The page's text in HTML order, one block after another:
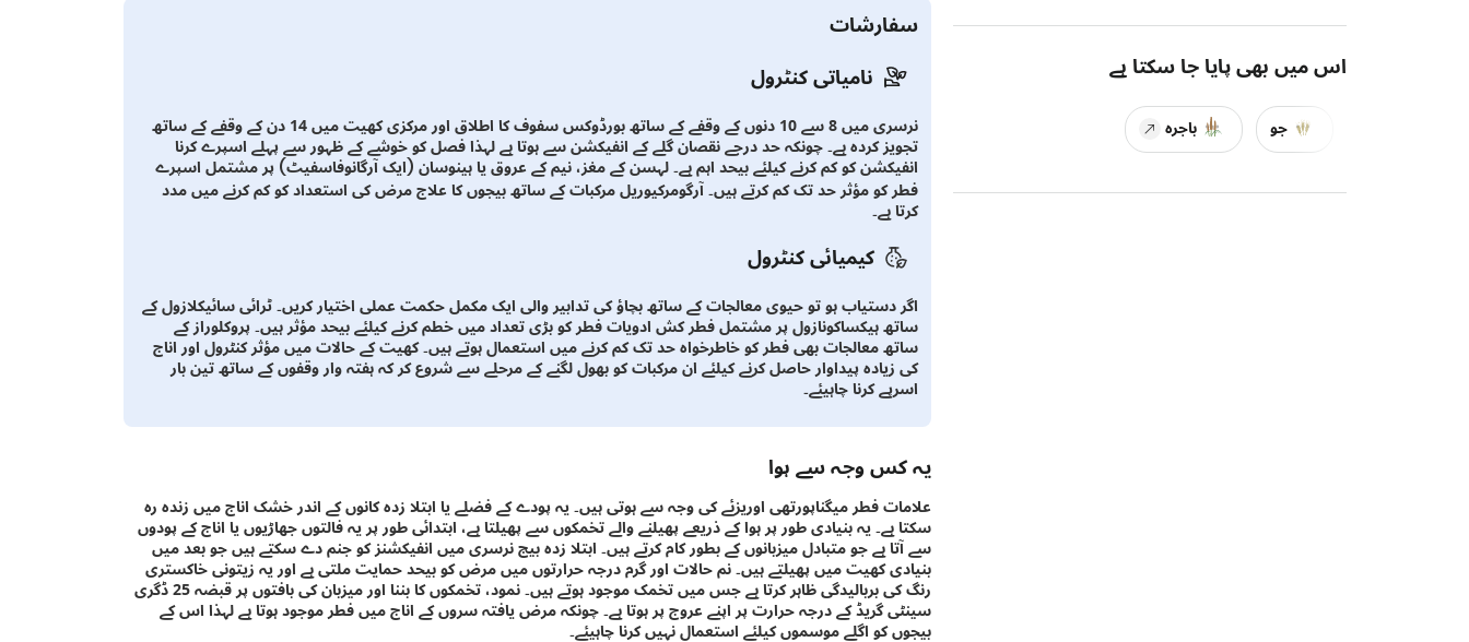
اس میں بھی پایا جا سکتا ہے
جو باجرہ
سفارشات
نامیاتی کنٹرول
نرسری میں 8 سے 10 دنوں کے وقفے کے ساتھ بورڈوکس سفوف کا اطلاق اور مرکزی کھیت میں 14 دن کے وقفے کے ساتھ
تجویز کردہ ہے۔ چونکہ حد درجے نقصان گلے کے انفیکشن سے ہوتا ہے لہذا فصل کو خوشے کے ظہور سے پہلے اسپرے کرنا
انفیکشن کو کم کرنے کیلئے بیحد اہم ہے۔ لہسن کے مغز، نیم کے عروق یا ہینوسان (ایک آرگانوفاسفیٹ) پر مشتمل اسپرے
فطر کو مؤثر حد تک کم کرتے ہیں۔ آرگومرکیوریل مرکبات کے ساتھ بیجوں کا علاج مرض کی استعداد کو کم کرنے میں مدد
کرتا ہے۔
کیمیائی کنٹرول
اگر دستیاب ہو تو حیوی معالجات کے ساتھ بچاؤ کی تدابیر والی ایک مکمل حکمت عملی اختیار کریں۔ ٹرائی سائیکلازول کے
ساتھ ہیکساکونازول پر مشتمل فطر کش ادویات فطر کو بڑی تعداد میں خطم کرنے کیلئے بیحد مؤثر ہیں۔ پروکلوراز کے
ساتھ معالجات بھی فطر کو خاطرخواہ حد تک کم کرنے میں استعمال ہوتے ہیں۔ کھیت کے حالات میں مؤثر کنٹرول اور اناج
کی زیادہ پیداوار حاصل کرنے کیلئے ان مرکبات کو بھول لگنے کے مرحلے سے شروع کر کہ ہفتہ وار وقفوں کے ساتھ تین بار
اسرپے کرنا چاہیئے۔
یہ کس وجہ سے ہوا
علامات فطر میگناپورتھی اوریزئے کی وجہ سے ہوتی ہیں۔ یہ پودے کے فضلے یا ابتلا زدہ کانوں کے اندر خشک اناج میں زندہ رہ
سکتا ہے۔ یہ بنیادی طور پر ہوا کے ذریعے پھیلنے والے تخمکوں سے پھیلتا ہے، ابتدائی طور پر یہ فالتوں جھاڑیوں یا اناج کے پودوں
سے آتا ہے جو متبادل میزبانوں کے بطور کام کرتے ہیں۔ ابتلا زدہ بیج نرسری میں انفیکشنز کو جنم دے سکتے ہیں جو بعد میں
بنیادی کھیت میں پھیلتے ہیں۔ نم حالات اور گرم درجہ حرارتوں میں مرض کو بیحد حمایت ملتی ہے اور یہ زیتونی خاکستری
رنگ کی بربالیدگی ظاہر کرتا ہے جس میں تخمک موجود ہوتے ہیں۔ نمود، تخمکوں کا بننا اور میزبان کی بافتوں پر قبضہ 25 ڈگری
سینٹی گریڈ کے درجہ حرارت پر اپنے عروج پر ہوتا ہے۔ چونکہ مرض یافتہ سروں کے اناج میں فطر موجود ہوتا ہے لہذا اس کے
بیجوں کو اگلے موسموں کیلئے استعمال نہیں کرنا چاہیئے۔